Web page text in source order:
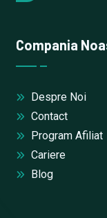
Compania
Despre Noi
Contact
Program Afiliat
Cariere
Blog